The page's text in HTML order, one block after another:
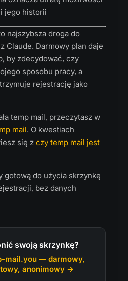
jego historii
najszybsza droga do
Claude. Darmowy plan daje
by zdecydować, czy
sposobu pracy, a
rejestrację jako
temp mail, przeczytasz w
mail. O kwestiach
się z czy temp mail jest
gotową do użycia skrzynkę
bez danych
swoją skrzynkę?
mail.you — darmowy,
anonimowy →